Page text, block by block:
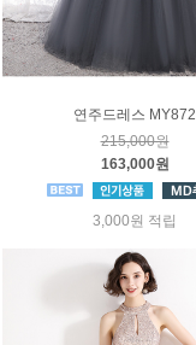
연주드레스 MY872
215,000원
163,000원
3,000원 적립